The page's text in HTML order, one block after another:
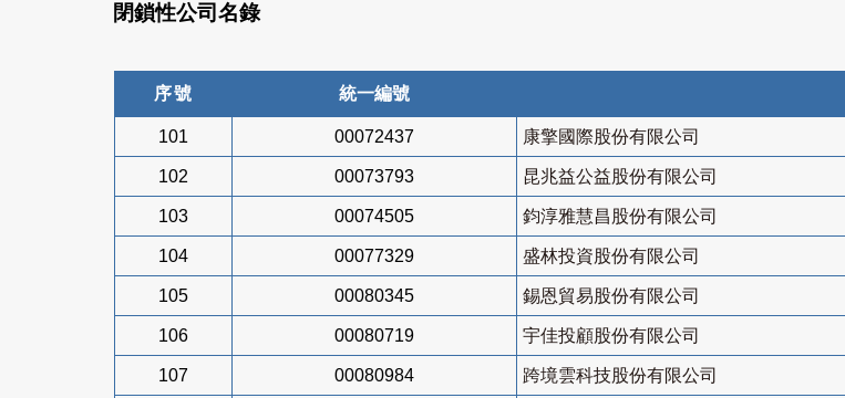
閉鎖性公司名錄
序號 統一編號
101 00072437 康擎國際股份有限公司
102 00073793 昆兆益公益股份有限公司
103 00074505 鈞淳雅慧昌股份有限公司
104 00077329 盛林投資股份有限公司
105 00080345 錫恩貿易股份有限公司
106 00080719 宇佳投顧股份有限公司
107 00080984 跨境雲科技股份有限公司